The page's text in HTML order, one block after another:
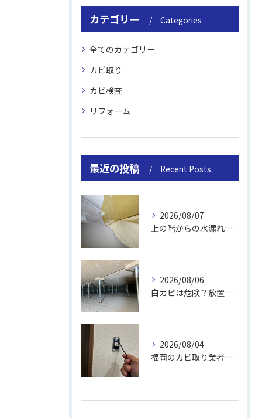
カテゴリー Categories
全てのカテゴリー
カビ取り
カビ検査
リフォーム
最近の投稿 Recent Posts
2026/08/07
上の階からの水漏れでカビ｜対処法と業者
2026/08/06
白カビは危険？放置のリスクと取り方
2026/08/04
福岡のカビ取り業者おすすめの選び方と費用